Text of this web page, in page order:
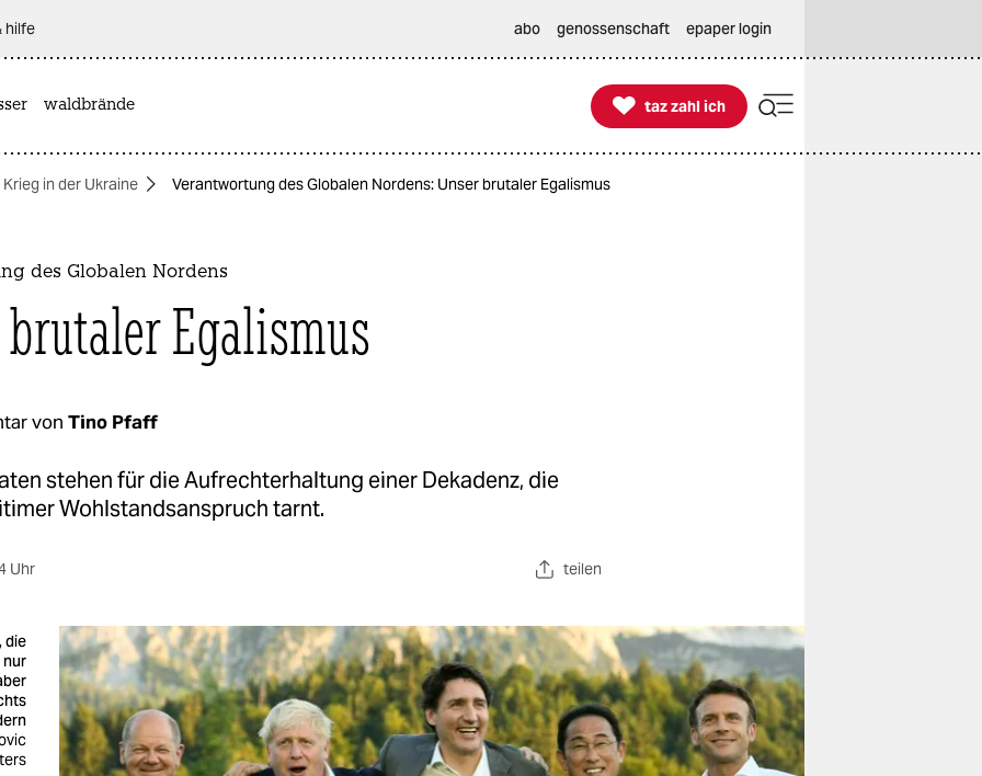
hilfe abo genossenschaft epaper login
waldbrände 
taz zahl ich
taz zahl ich
Krieg in der Ukraine Verantwortung des Globalen Nordens: Unser brutaler Egalismus
des Globalen Nordens
Egalismus
von Tino Pfaff
stehen für die Aufrechterhaltung einer Dekadenz, die
Wohlstandsanspruch tarnt.
Uhr teilen
die
nur